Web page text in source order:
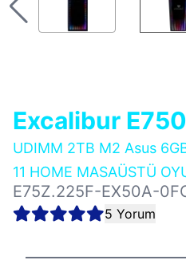
Excalibur E750
UDIMM 2TB M2 Asus
11 HOME MASAÜSTÜ
E75Z.225F-EX50A-
5 Yorum